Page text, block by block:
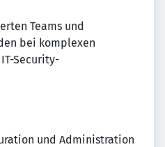
Teams und
bei komplexen
Security-
und Administration